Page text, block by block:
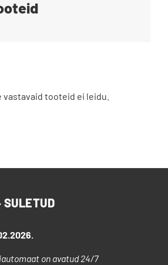
tooteid ei leidu.
SULETUD
on avatud 24/7